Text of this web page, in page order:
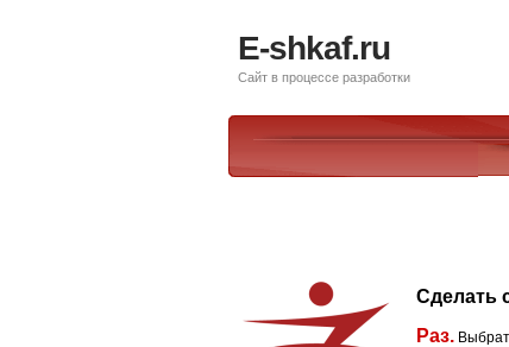
E-shkaf.ru
Сайт в процессе разработки
Сделать
Раз.